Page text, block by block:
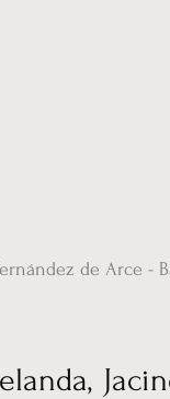
de Arce -